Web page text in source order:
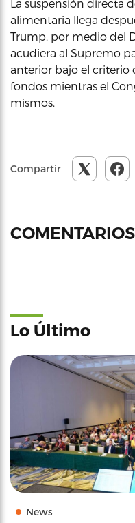
La suspensión directa
alimentaria llega
Trump, por medio del
acudiera al Supremo
anterior bajo el criterio
fondos mientras el
mismos.
Compartir
COMENTARIOS
Lo Último
News